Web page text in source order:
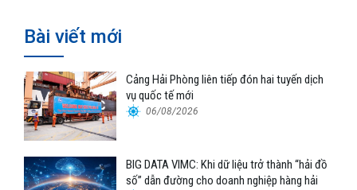
Bài viết mới
Cảng Hải Phòng liên tiếp đón hai tuyến dịch
vụ quốc tế mới
06/08/2026
BIG DATA VIMC: Khi dữ liệu trở thành “hải đồ
số” dẫn đường cho doanh nghiệp hàng hải